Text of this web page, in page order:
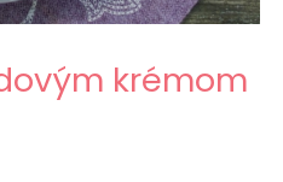
krémom